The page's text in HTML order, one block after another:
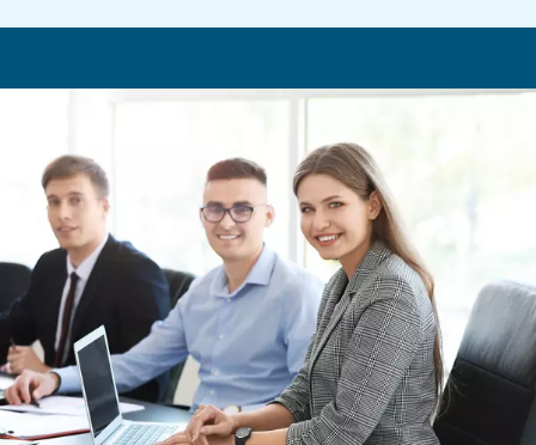
des compresseurs rotatifs
Étant donné que jusqu’à 80% de son coût total de
est absorbé par l’électricité, il est important de
bon compresseur d’air pour votre secteur.